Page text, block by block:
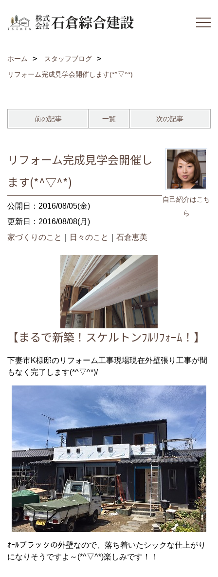
ホーム
スタッフブログ
リフォーム完成見学会開催します(*^▽^*)
前の記事 一覧 次の記事
自己紹介はこち
ら
リフォーム完成見学会開催し
ます(*^▽^*)
公開日：2016/08/05(金)
更新日：2016/08/08(月)
家づくりのこと
日々のこと 石倉恵美
【まるで新築！スケルトンﾌﾙﾘﾌｫｰﾑ！】
下妻市K様邸のリフォーム工事現場現在外壁張り工事が間
もなく完了します(*^▽^*)/
ｵｰﾙブラックの外壁なので、落ち着いたシックな仕上がり
になりそうですよ～(*^▽^*)楽しみです！！